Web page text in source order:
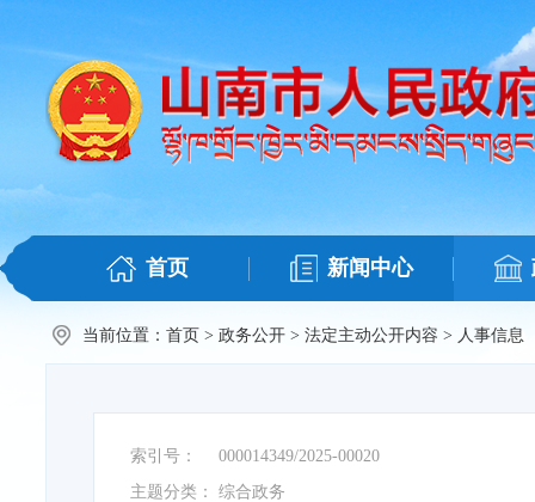
首页 新闻中心
当前位置： 首页 > 政务公开 > 法定主动公开内容 > 人事信息
索引号：
000014349/2025-00020
主题分类：
综合政务